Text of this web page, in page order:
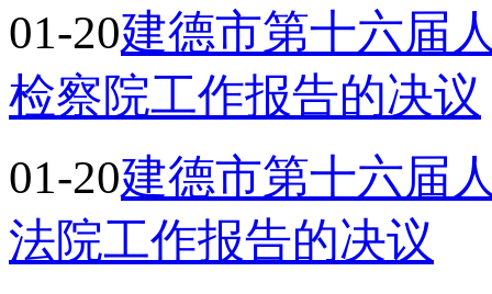
01-20建德市第十六届
检察院工作报告的决议
01-20建德市第十六届
法院工作报告的决议